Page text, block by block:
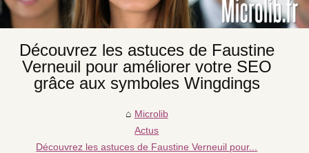
Découvrez les astuces de Faustine
Verneuil pour améliorer votre SEO
grâce aux symboles Wingdings
Microlib
Actus
Découvrez les astuces de Faustine Verneuil pour...